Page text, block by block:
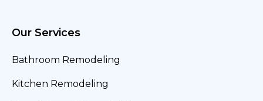
Our Services
Bathroom Remodeling
Kitchen Remodeling